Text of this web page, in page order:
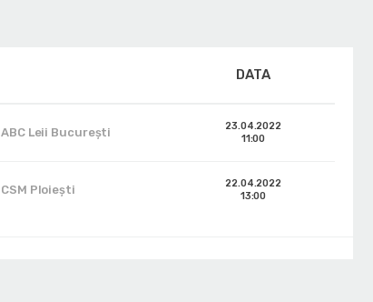
DATA
ABC Leii București
23.04.2022
11:00
CSM Ploiești
22.04.2022
13:00